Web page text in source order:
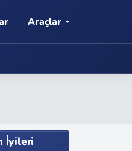
Araçlar
İyileri